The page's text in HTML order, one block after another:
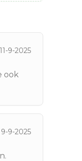
11-9-2025
ook
9-9-2025